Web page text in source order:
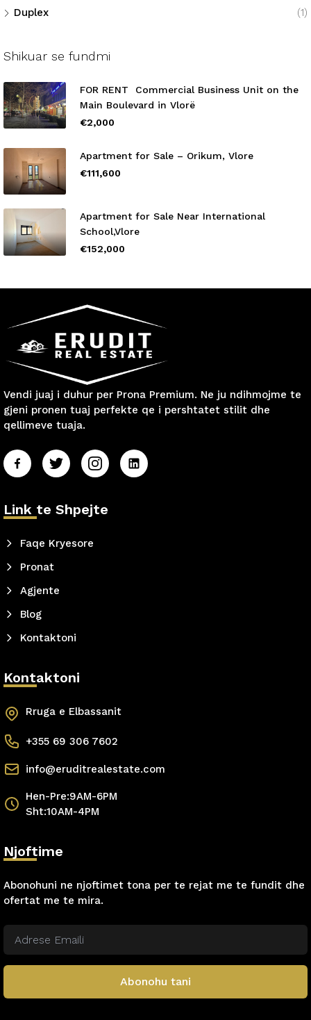
Duplex
(1)
Shikuar se fundmi
FOR RENT Commercial Business Unit on the
Main Boulevard in Vlorë
€2,000
Apartment for Sale – Orikum, Vlore
€111,600
Apartment for Sale Near International
School,Vlore
€152,000
Vendi juaj i duhur per Prona Premium. Ne ju ndihmojme te
gjeni pronen tuaj perfekte qe i pershtatet stilit dhe
qellimeve tuaja.
Link te Shpejte
Faqe Kryesore
Pronat
Agjente
Blog
Kontaktoni
Kontaktoni
Rruga e Elbassanit
+355 69 306 7602
info@eruditrealestate.com
Hen-Pre:9AM-6PM
Sht:10AM-4PM
Njoftime
Abonohuni ne njoftimet tona per te rejat me te fundit dhe
ofertat me te mira.
Abonohu tani